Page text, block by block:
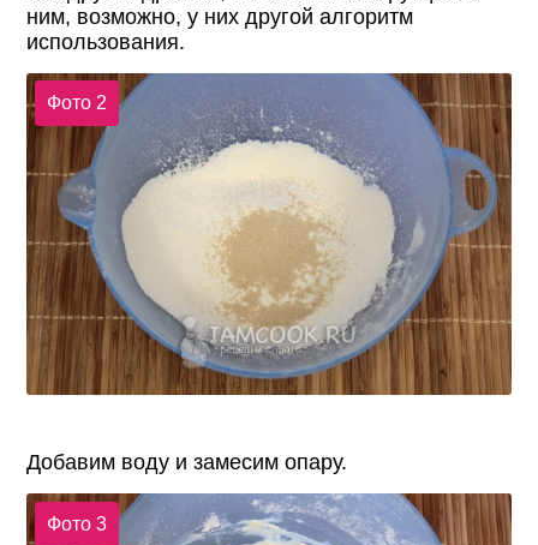
ним, возможно, у них другой алгоритм
использования.
Фото 2
Добавим воду и замесим опару.
Фото 3